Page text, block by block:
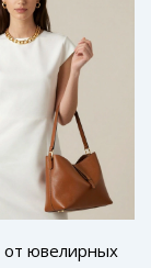
от ювелирных